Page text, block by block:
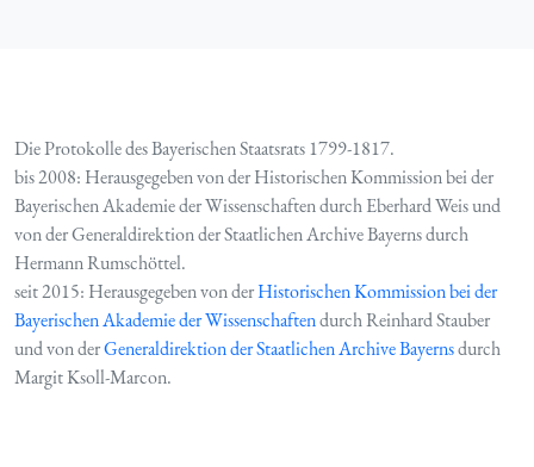
Die Protokolle des Bayerischen Staatsrats 1799-1817.
bis 2008: Herausgegeben von der Historischen Kommission bei der
Bayerischen Akademie der Wissenschaften durch Eberhard Weis und
von der Generaldirektion der Staatlichen Archive Bayerns durch
Hermann Rumschöttel.
seit 2015: Herausgegeben von derHistorischen Kommission bei der
Bayerischen Akademie der Wissenschaftendurch Reinhard Stauber
und von derGeneraldirektion der Staatlichen Archive Bayernsdurch
Margit Ksoll-Marcon.